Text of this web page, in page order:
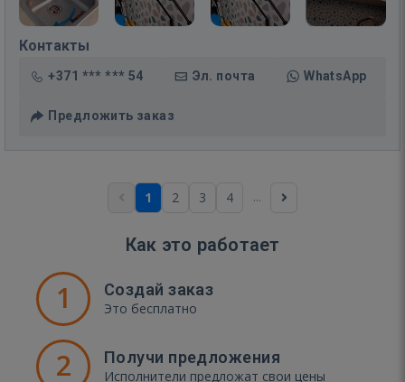
Контакты
+371 *** *** 54 Эл. почта WhatsApp
Предложить заказ
1 2 3 4 ...
Как это работает
1 Создай заказ
Это бесплатно
2 Получи предложения
Исполнители предложат свои цены